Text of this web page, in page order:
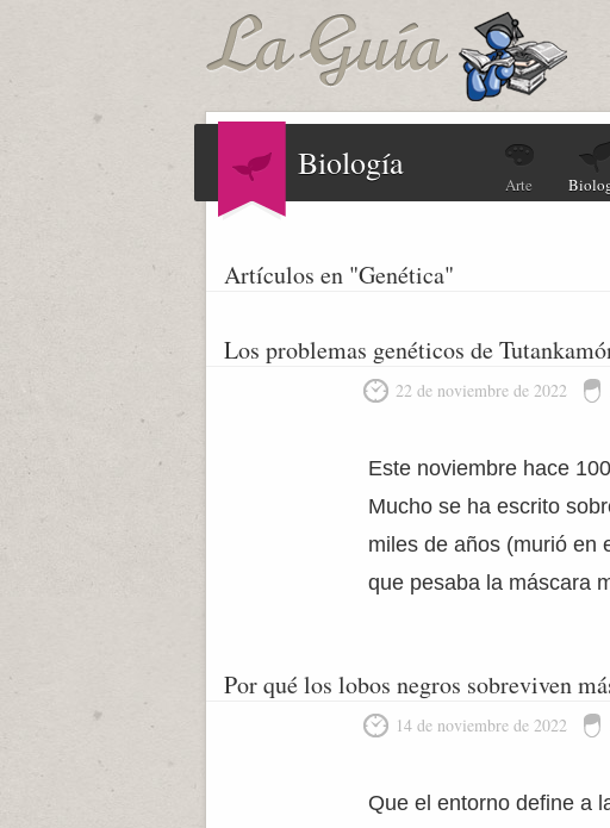
Biología
Arte
Artículos en "Genética"
Los problemas genéticos de
22 de noviembre de 2022
Este noviembre hace
Mucho se ha escrito
miles de años (murió en
que pesaba la máscara
Por qué los lobos negros sobreviven
14 de noviembre de 2022
Que el entorno define a